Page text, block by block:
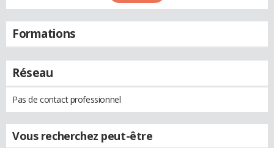
Formations
Réseau
Pas de contact professionnel
Vous recherchez peut-être